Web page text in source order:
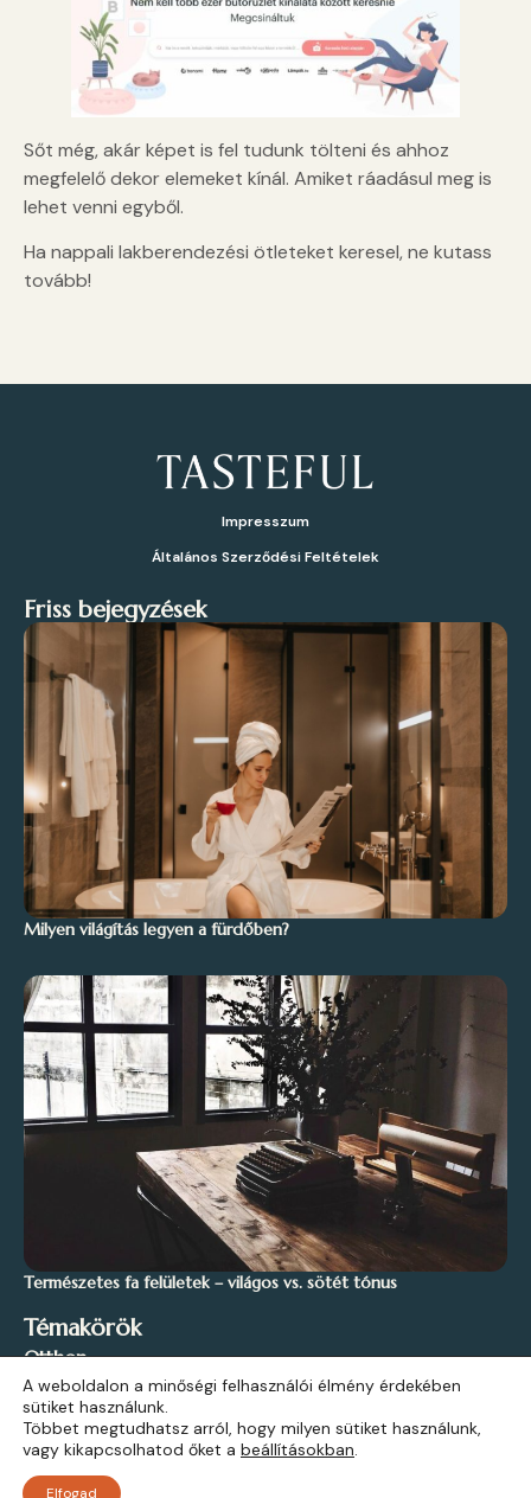
Sőt még, akár képet is fel tudunk tölteni és ahhoz
megfelelő dekor elemeket kínál. Amiket ráadásul meg is
lehet venni egyből.
Ha nappali lakberendezési ötleteket keresel, ne kutass
tovább!
Impresszum
Általános Szerződési Feltételek
Friss bejegyzések
Milyen világítás legyen a fürdőben?
Természetes fa felületek – világos vs. sötét tónus
Témakörök
Otthon
Stílus és Inspiráció
Kert és Szabadidő
Építkezés
A weboldalon a minőségi felhasználói élmény érdekében
sütiket használunk.
Többet megtudhatsz arról, hogy milyen sütiket használunk,
vagy kikapcsolhatod őket a beállításokban.
Elfogad